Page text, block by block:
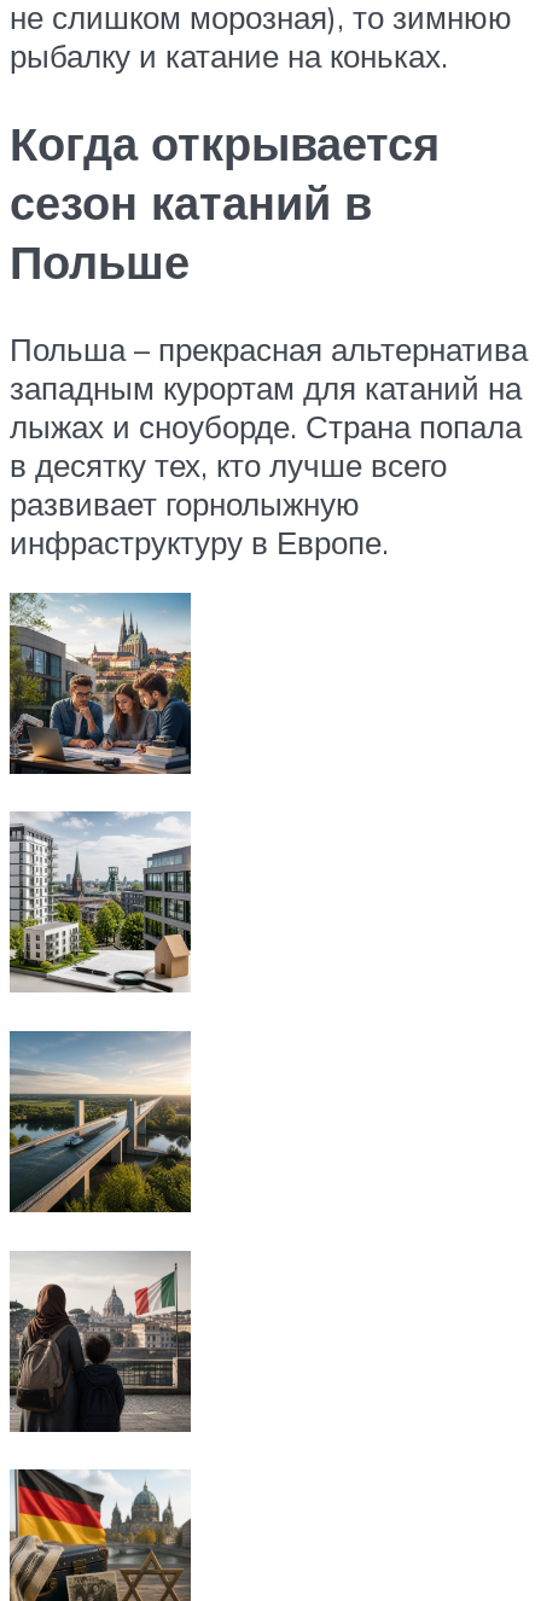
не слишком морозная), то зимнюю
рыбалку и катание на коньках.
Когда открывается
сезон катаний в
Польше
Польша – прекрасная альтернатива
западным курортам для катаний на
лыжах и сноуборде. Страна попала
в десятку тех, кто лучше всего
развивает горнолыжную
инфраструктуру в Европе.